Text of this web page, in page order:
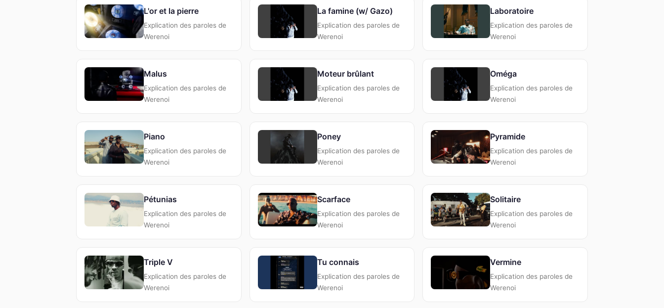
L'or et la pierre
Explication des paroles de
Werenoi
La famine (w/ Gazo)
Explication des paroles de
Werenoi
Laboratoire
Explication des paroles de
Werenoi
Malus
Explication des paroles de
Werenoi
Moteur brûlant
Explication des paroles de
Werenoi
Oméga
Explication des paroles de
Werenoi
Piano
Explication des paroles de
Werenoi
Poney
Explication des paroles de
Werenoi
Pyramide
Explication des paroles de
Werenoi
Pétunias
Explication des paroles de
Werenoi
Scarface
Explication des paroles de
Werenoi
Solitaire
Explication des paroles de
Werenoi
Triple V
Explication des paroles de
Werenoi
Tu connais
Explication des paroles de
Werenoi
Vermine
Explication des paroles de
Werenoi